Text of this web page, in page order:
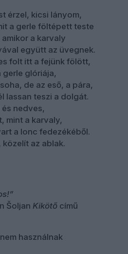
érzel, kicsi lányom,
a gerle föltépett teste
a karvaly
együtt az üvegnek.
folt itt a fejünk fölött,
gerle glóriája,
de az eső, a pára,
lassan teszi a dolgát.
nedves,
mint a karvaly,
a lonc fedezékéből.
az ablak.
Šoljan Kikötő című
használnak